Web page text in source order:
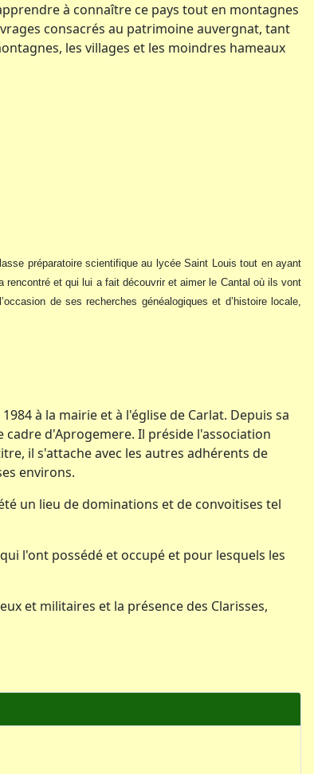
à connaître ce pays tout en montagnes
consacrés au patrimoine auvergnat, tant
les villages et les moindres hameaux
préparatoire scientifique au lycée Saint Louis tout en ayant
rencontré et qui lui a fait découvrir et aimer le Cantal où ils vont
de ses recherches généalogiques et d’histoire locale,
à la mairie et à l'église de Carlat. Depuis sa
d'Aprogemere. Il préside l'association
il s'attache avec les autres adhérents de
environs.
un lieu de dominations et de convoitises tel
l'ont possédé et occupé et pour lesquels les
et militaires et la présence des Clarisses,